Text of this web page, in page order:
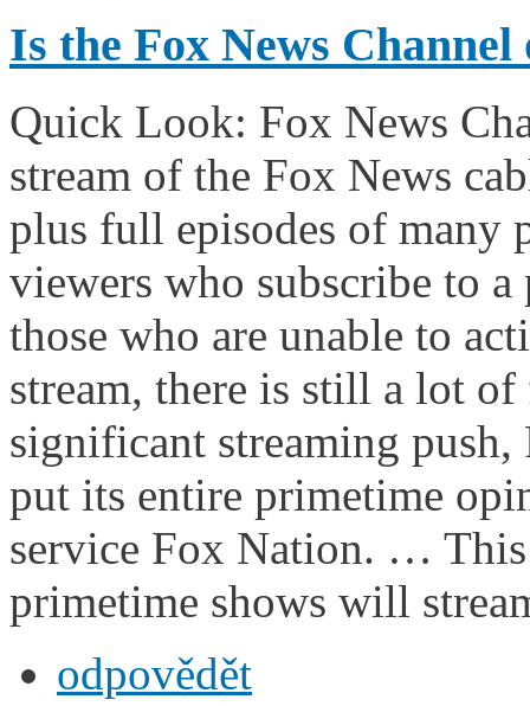
Is the Fox News
Quick Look: Fox News
stream of the Fox News
plus full episodes of many
viewers who subscribe to
those who are unable to
stream, there is still a lot
significant streaming
put its entire primetime
service Fox Nation. …
primetime shows will
odpovědět